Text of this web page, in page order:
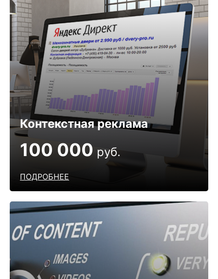
Контекстная реклама
ПОДРОБНЕЕ
100 000 руб.